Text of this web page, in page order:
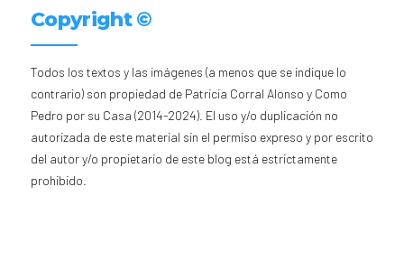
Copyright ©
Todos los textos y las imágenes (a menos que se indique lo
contrario) son propiedad de Patricia Corral Alonso y Como
Pedro por su Casa (2014-2024). El uso y/o duplicación no
autorizada de este material sin el permiso expreso y por escrito
del autor y/o propietario de este blog está estrictamente
prohibido.